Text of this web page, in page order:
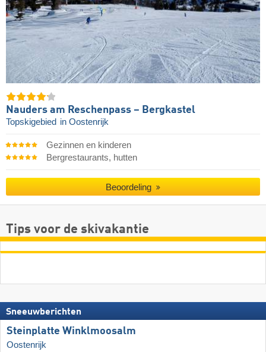
Nauders am Reschenpass – Bergkastel
Topskigebied in Oostenrijk
Gezinnen en kinderen
Bergrestaurants, hutten
Beoordeling
Tips voor de skivakantie
Sneeuwberichten
Steinplatte Winklmoosalm
Oostenrijk